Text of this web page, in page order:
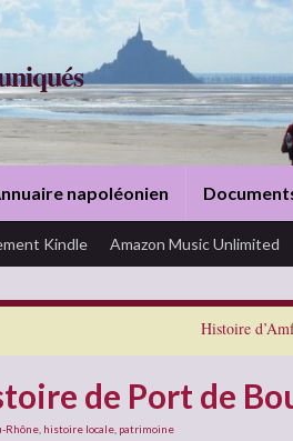
napoléonien
Kindle Amazon Music Unlimited
Histoire
de Port de
Rhône histoire locale patrimoine